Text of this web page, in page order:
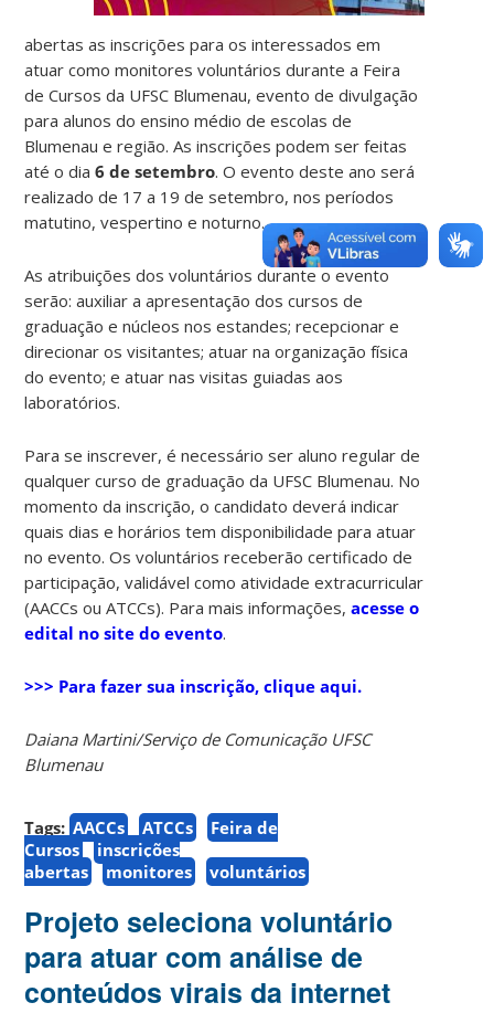
abertas as inscrições para os interessados em
atuar como monitores voluntários durante a Feira
de Cursos da UFSC Blumenau, evento de divulgação
para alunos do ensino médio de escolas de
Blumenau e região. As inscrições podem ser feitas
até o dia6 de setembro. O evento deste ano será
realizado de 17 a 19 de setembro, nos períodos
matutino, vespertino e noturno.
As atribuições dos voluntários durante o evento
serão: auxiliar a apresentação dos cursos de
graduação e núcleos nos estandes; recepcionar e
direcionar os visitantes; atuar na organização física
do evento; e atuar nas visitas guiadas aos
laboratórios.
Para se inscrever, é necessário ser aluno regular de
qualquer curso de graduação da UFSC Blumenau. No
momento da inscrição, o candidato deverá indicar
quais dias e horários tem disponibilidade para atuar
no evento. Os voluntários receberão certificado de
participação, validável como atividade extracurricular
(AACCs ou ATCCs). Para mais informações,acesse o
edital no site do evento.
>>> Para fazer sua inscrição, clique aqui.
Daiana Martini/Serviço de Comunicação UFSC
Blumenau
Tags: AACCs ATCCs
Feira de
Cursos
inscrições
abertas
monitores voluntários
Projeto seleciona voluntário
para atuar com análise de
conteúdos virais da internet